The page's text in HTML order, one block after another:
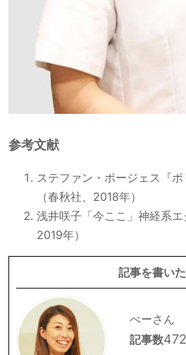
参考文献
ステファン・ポージェス『ポ
（春秋社、2018年）
浅井咲子「今ここ」神経系エ
2019年）
記事を書い
べーさん
記事数472